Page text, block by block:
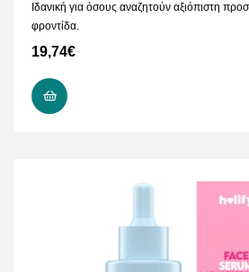
Ιδανική για όσους αναζητούν αξιόπιστη
φροντίδα.
19,74€